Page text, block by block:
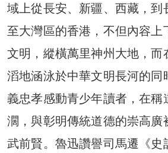
域上從長安、新疆、西藏，到
至大灣區的香港，不但內容上
文明，縱橫萬里神州大地，而
滔地涵泳於中華文明長河的同
義忠孝感動青少年讀者，在稱
濶，與彰明傳統道德的崇高廣
武前賢。魯迅讚譽司馬遷《史